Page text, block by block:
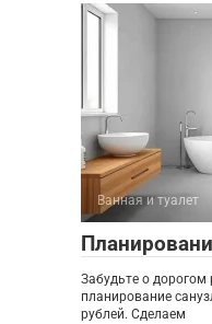
Ванная и туалет
Забудьте о дорогом
планирование
рублей. Сделаем